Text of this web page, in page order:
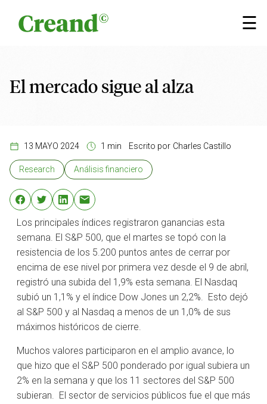
☰
×
El mercado sigue al alza
13 MAYO 2024 1 min Escrito por Charles Castillo
Research Análisis financiero
Los principales índices registraron ganancias esta
semana. El S&P 500, que el martes se topó con la
resistencia de los 5.200 puntos antes de cerrar por
encima de ese nivel por primera vez desde el 9 de abril,
registró una subida del 1,9% esta semana. El Nasdaq
subió un 1,1% y el índice Dow Jones un 2,2%. Esto dejó
al S&P 500 y al Nasdaq a menos de un 1,0% de sus
máximos históricos de cierre.
Muchos valores participaron en el amplio avance, lo
que hizo que el S&P 500 ponderado por igual subiera un
2% en la semana y que los 11 sectores del S&P 500
subieran. El sector de servicios públicos fue el que más